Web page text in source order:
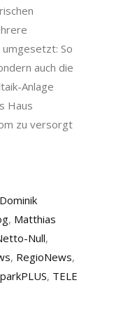
So
auch die
Anlage
Haus
zu versorgt
Dominik
, Matthias
Null,
, RegioNews,
, TELE